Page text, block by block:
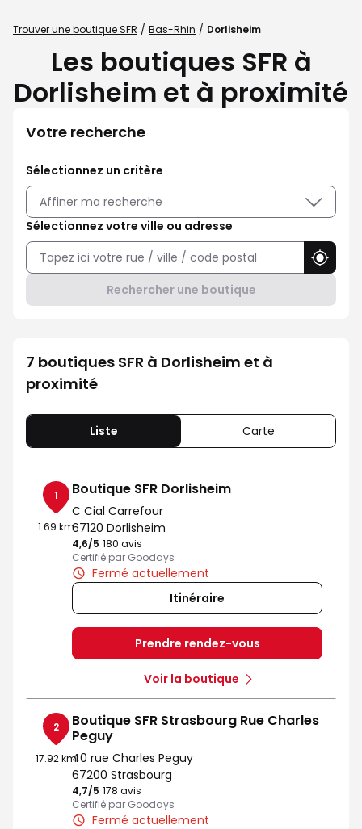
Trouver une boutique SFR Bas-Rhin Dorlisheim
Les boutiques SFR à
Dorlisheim et à proximité
Votre recherche
Sélectionnez un critère
Affiner ma recherche
Sélectionnez votre ville ou adresse
Rechercher une boutique
7 boutiques SFR à Dorlisheim et à
proximité
Liste Carte
1
1.69 km
Boutique SFR Dorlisheim
C Cial Carrefour
67120 Dorlisheim
4,6/5 Note de 4.6 sur 5
180 avis
Certifié par Goodays
Fermé actuellement
Itinéraire
Prendre rendez-vous
Voir la boutique
2
17.92 km
Boutique SFR Strasbourg Rue Charles
Peguy
40 rue Charles Peguy
67200 Strasbourg
4,7/5 Note de 4.7 sur 5
178 avis
Certifié par Goodays
Fermé actuellement